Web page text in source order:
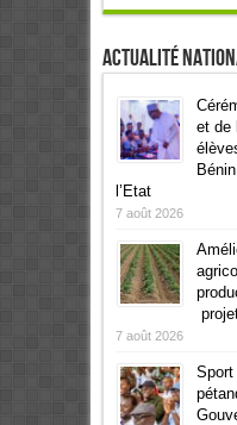
Actualité
et de
l’Etat
7 août 2026
7 août 2026
Sport